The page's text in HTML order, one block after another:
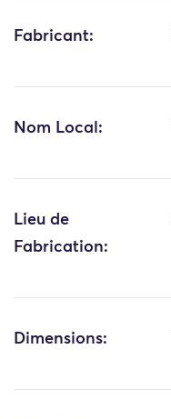
Fabricant:
Nom Local:
Lieu de
Fabrication:
Dimensions: